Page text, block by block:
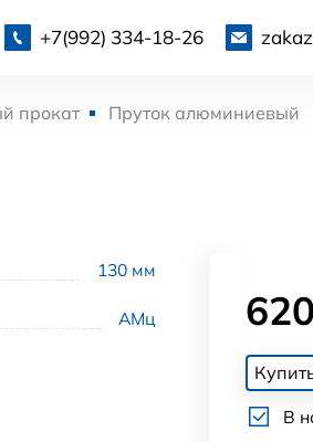
+7(992) 334-18-26
прокат
Пруток алюминиевый
130 мм
АМц 620
В